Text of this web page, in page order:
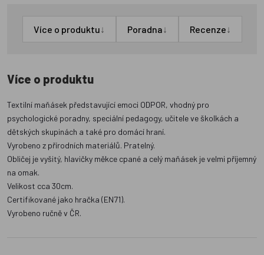
Více o produktu↓ Poradna↓ Recenze↓
Více o produktu
Textilní maňásek představující emoci ODPOR, vhodný pro
psychologické poradny, speciální pedagogy, učitele ve školkách a
dětských skupinách a také pro domácí hraní.
Vyrobeno z přírodních materiálů. Pratelný.
Obličej je vyšitý, hlavičky měkce cpané a celý maňásek je velmi příjemný
na omak.
Velikost cca 30cm.
Certifikované jako hračka (EN71).
Vyrobeno ručně v ČR.